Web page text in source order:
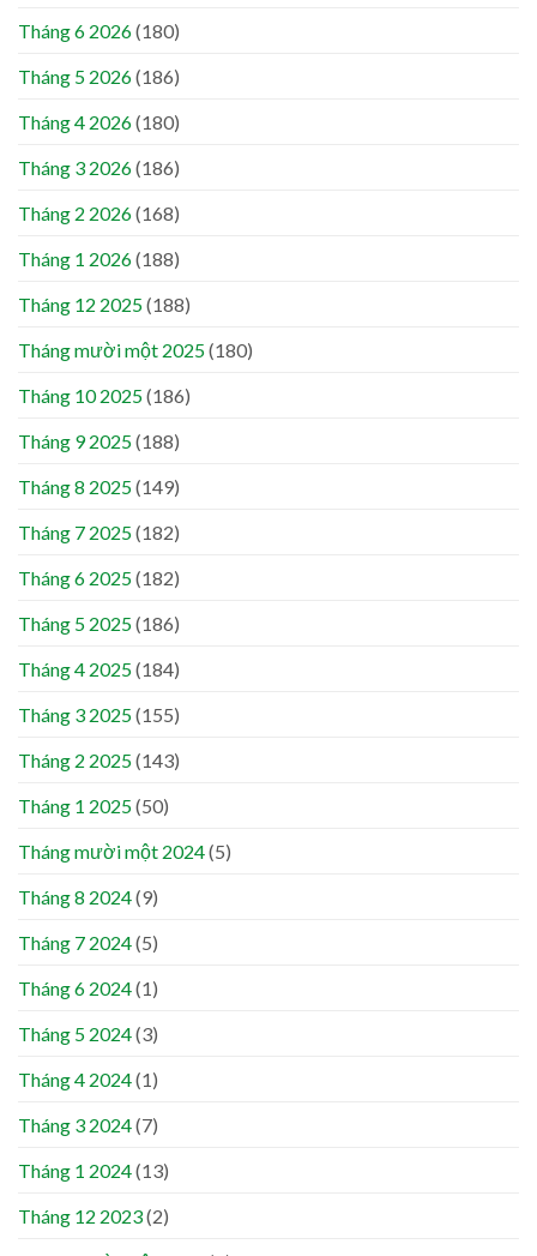
Tháng 6 2026(180)
Tháng 5 2026(186)
Tháng 4 2026(180)
Tháng 3 2026(186)
Tháng 2 2026(168)
Tháng 1 2026(188)
Tháng 12 2025(188)
Tháng mười một 2025(180)
Tháng 10 2025(186)
Tháng 9 2025(188)
Tháng 8 2025(149)
Tháng 7 2025(182)
Tháng 6 2025(182)
Tháng 5 2025(186)
Tháng 4 2025(184)
Tháng 3 2025(155)
Tháng 2 2025(143)
Tháng 1 2025(50)
Tháng mười một 2024(5)
Tháng 8 2024(9)
Tháng 7 2024(5)
Tháng 6 2024(1)
Tháng 5 2024(3)
Tháng 4 2024(1)
Tháng 3 2024(7)
Tháng 1 2024(13)
Tháng 12 2023(2)